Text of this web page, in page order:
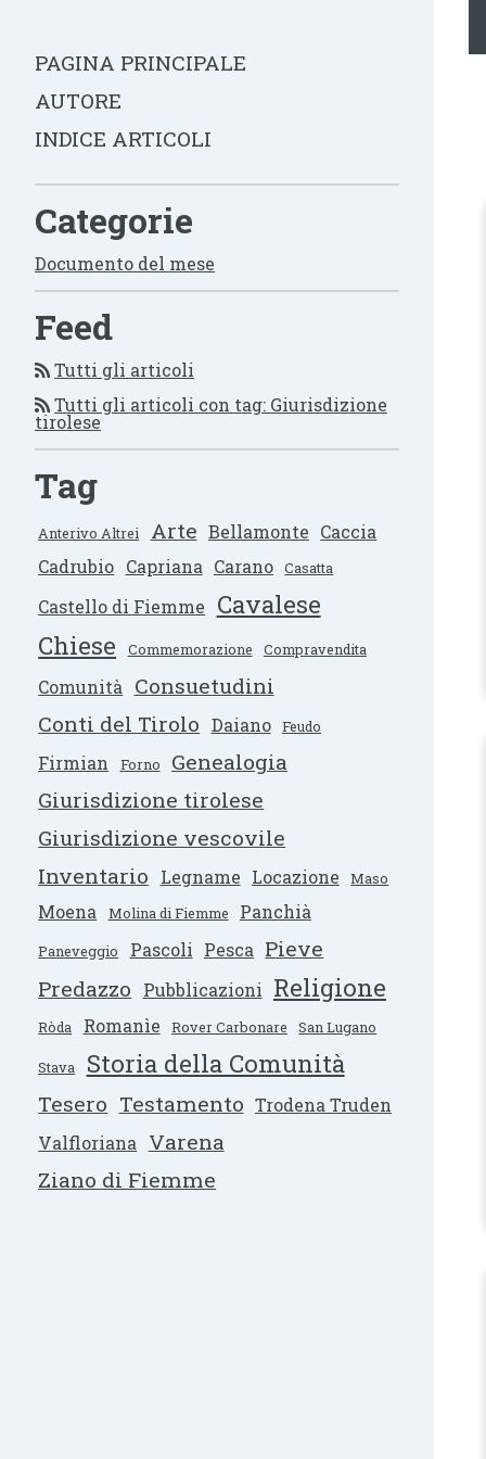
PAGINA PRINCIPALE
AUTORE
INDICE ARTICOLI
Categorie
Documento del mese
Feed
Tutti gli articoli
Tutti gli articoli con tag: Giurisdizione
tirolese
Tag
Anterivo Altrei Arte Bellamonte Caccia
Cadrubio Capriana Carano Casatta
Castello di Fiemme
Cavalese
Chiese
Commemorazione Compravendita
Comunità
Consuetudini
Conti del Tirolo Daiano Feudo
Firmian Forno
Genealogia
Giurisdizione tirolese
Giurisdizione vescovile
Inventario
Legname Locazione Maso
Moena Molina di Fiemme Panchià
Paneveggio Pascoli Pesca Pieve
Predazzo
Pubblicazioni Religione
Ròda Romanìe Rover Carbonare San Lugano
Stava Storia della Comunità
Tesero Testamento Trodena Truden
Valfloriana
Varena
Ziano di Fiemme